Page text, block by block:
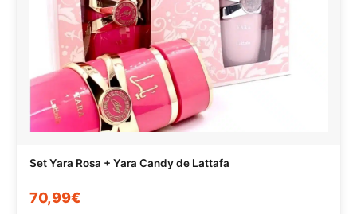
Set Yara Rosa + Yara Candy de Lattafa
70,99€